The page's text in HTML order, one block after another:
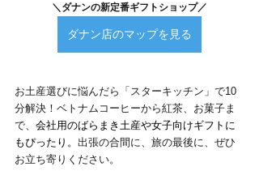
＼ダナンの新定番ギフトショップ／
ダナン店のマップを見る
お土産選びに悩んだら「スターキッチン」で10
分解決！ベトナムコーヒーから紅茶、お菓子ま
で、 会社用のばらまき土産や女子向けギフトに
もぴったり。 出張の合間に、旅の最後に、ぜひ
お立ち寄りください。